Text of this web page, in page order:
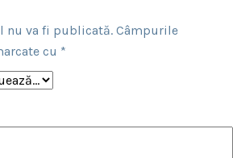
nu va fi publicată. Câmpurile
cu *